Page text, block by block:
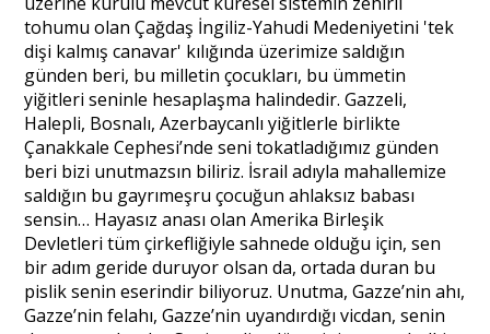
tohumu olan Çağdaş İngiliz-Yahudi Medeniyetini 'tek
dişi kalmış canavar' kılığında üzerimize saldığın
günden beri, bu milletin çocukları, bu ümmetin
yiğitleri seninle hesaplaşma halindedir. Gazzeli,
Halepli, Bosnalı, Azerbaycanlı yiğitlerle birlikte
Çanakkale Cephesi’nde seni tokatladığımız günden
beri bizi unutmazsın biliriz. İsrail adıyla mahallemize
saldığın bu gayrımeşru çocuğun ahlaksız babası
sensin… Hayasız anası olan Amerika Birleşik
Devletleri tüm çirkefliğiyle sahnede olduğu için, sen
bir adım geride duruyor olsan da, ortada duran bu
pislik senin eserindir biliyoruz. Unutma, Gazze’nin ahı,
Gazze’nin felahı, Gazze’nin uyandırdığı vicdan, senin